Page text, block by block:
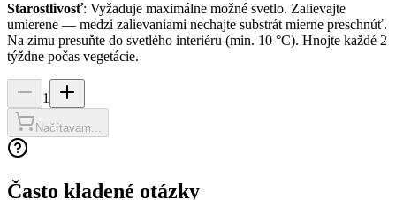
Starostlivosť: Vyžaduje maximálne možné svetlo. Zalievajte
umierene — medzi zalievaniami nechajte substrát mierne preschnúť.
Na zimu presuňte do svetlého interiéru (min. 10 °C). Hnojte každé 2
týždne počas vegetácie.
1
Načítavam...
Často kladené otázky